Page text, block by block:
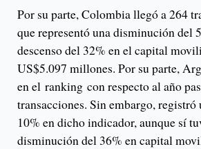
Por su parte, Colombia llegó a 264
que representó una disminución del
descenso del 32% en el capital
US$5.097 millones. Por su parte,
en el ranking con respecto al año
transacciones. Sin embargo, registró
10% en dicho indicador, aunque sí
disminución del 36% en capital